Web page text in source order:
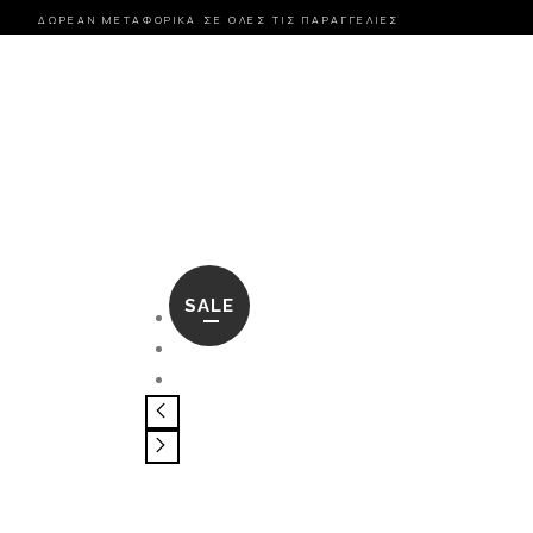
ΔΩΡΕΑΝ ΜΕΤΑΦΟΡΙΚΑ ΣΕ ΟΛΕΣ ΤΙΣ ΠΑΡΑΓΓΕΛΙΕΣ
SALE